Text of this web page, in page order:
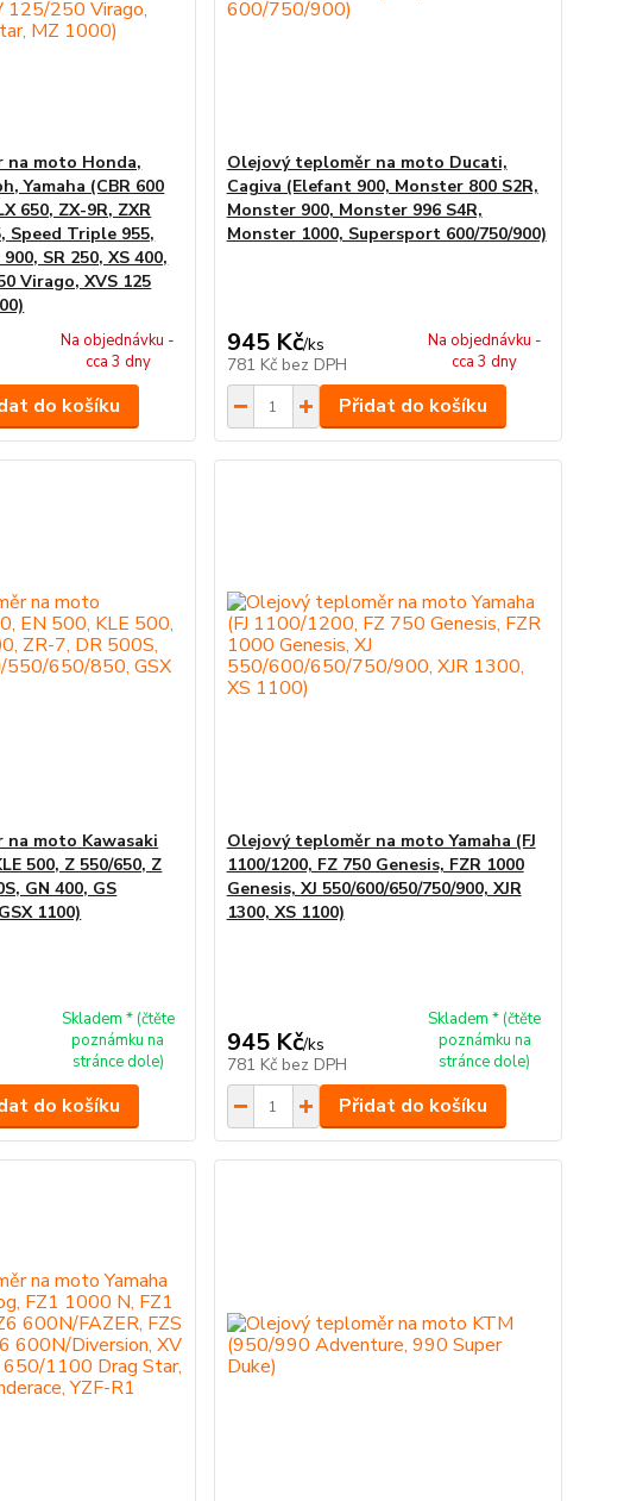
na moto Honda,
Yamaha (CBR 600
650, ZX-9R, ZXR
Speed Triple 955,
SR 250, XS 400,
Virago, XVS 125
Na objednávku -
cca 3 dny
do košíku
Olejový teploměr na moto Ducati,
Cagiva (Elefant 900, Monster 800 S2R,
Monster 900, Monster 996 S4R,
Monster 1000, Supersport 600/750/900)
945 Kč/ks
781 Kč bez DPH
Na objednávku -
cca 3 dny
Přidat do košíku
moto Kawasaki
500, Z 550/650, Z
GN 400, GS
1100)
Skladem * (čtěte
poznámku na
stránce dole)
do košíku
Olejový teploměr na moto Yamaha (FJ
1100/1200, FZ 750 Genesis, FZR 1000
Genesis, XJ 550/600/650/750/900, XJR
1300, XS 1100)
945 Kč/ks
781 Kč bez DPH
Skladem * (čtěte
poznámku na
stránce dole)
Přidat do košíku